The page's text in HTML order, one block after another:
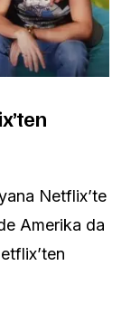
Netflix’te
Amerika da